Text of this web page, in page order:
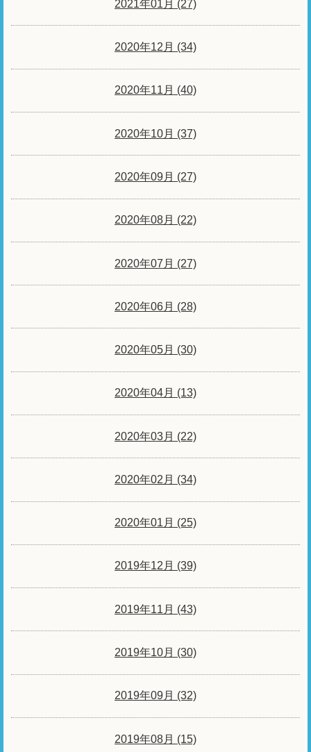
2021年01月 (27)
2020年12月 (34)
2020年11月 (40)
2020年10月 (37)
2020年09月 (27)
2020年08月 (22)
2020年07月 (27)
2020年06月 (28)
2020年05月 (30)
2020年04月 (13)
2020年03月 (22)
2020年02月 (34)
2020年01月 (25)
2019年12月 (39)
2019年11月 (43)
2019年10月 (30)
2019年09月 (32)
2019年08月 (15)